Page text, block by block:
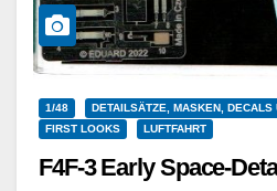
1/48
DETAILSÄTZE, MASKEN, DECALS
FIRST LOOKS
LUFTFAHRT
F4F-3 Early Space-